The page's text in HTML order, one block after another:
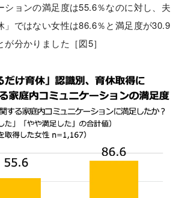
ションの満足度は55.6％なのに対し、夫
」ではない女性は86.6％と満足度が30.9
分かりました［図5］